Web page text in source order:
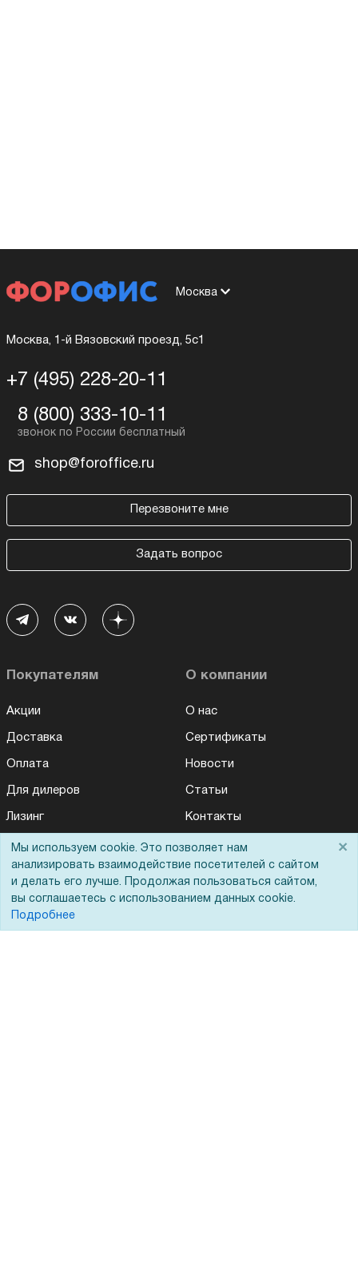
Москва
Москва, 1-й Вязовский проезд, 5с1
+7 (495) 228-20-11
8 (800) 333-10-11
shop@foroffice.ru
Перезвоните мне
Задать вопрос
Покупателям
Акции
Доставка
Оплата
Для дилеров
Лизинг
Кредитование
Госучреждениям
Тендеры
Бренды
О компании
О нас
Сертификаты
Новости
Статьи
Контакты
Демопоказ
Мы используем cookie. Это позволяет нам
анализировать взаимодействие посетителей с сайтом
и делать его лучше. Продолжая пользоваться сайтом,
вы соглашаетесь с использованием данных cookie.
Подробнее
×